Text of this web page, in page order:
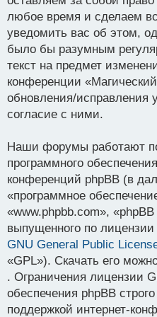
любое время и сделаем
уведомить вас об этом,
было бы разумным
текст на предмет
конференции
обновления/исправления
согласие с ними.
Наши форумы работают
программного
конференций phpBB (в
«программное
«www.phpbb.com»,
выпущенного по лицензии
GNU General Public
«GPL»). Скачать его
. Ограничения лицензии
обеспечения phpBB
поддержкой интернет-